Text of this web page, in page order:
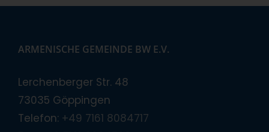
ARMENISCHE GEMEINDE BW E.V.
Lerchenberger Str. 48
73035 Göppingen
Telefon: +49 7161 8084717